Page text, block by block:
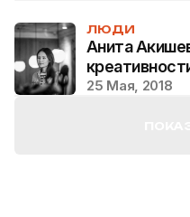
ЛЮДИ
Анита
25 Мая, 2018